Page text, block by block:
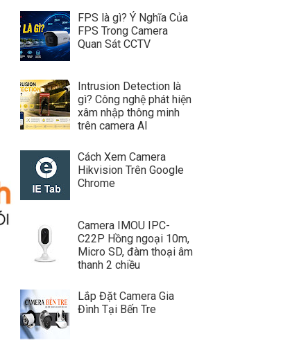
FPS là gì? Ý Nghĩa Của
FPS Trong Camera
Quan Sát CCTV
Intrusion Detection là
gì? Công nghệ phát hiện
xâm nhập thông minh
trên camera AI
Cách Xem Camera
Hikvision Trên Google
Chrome
Camera IMOU IPC-
C22P Hồng ngoại 10m,
Micro SD, đàm thoại âm
thanh 2 chiều
Lắp Đặt Camera Gia
Đình Tại Bến Tre